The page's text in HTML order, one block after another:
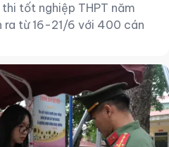
tốt nghiệp THPT năm
ra từ 16-21/6 với 400 cán